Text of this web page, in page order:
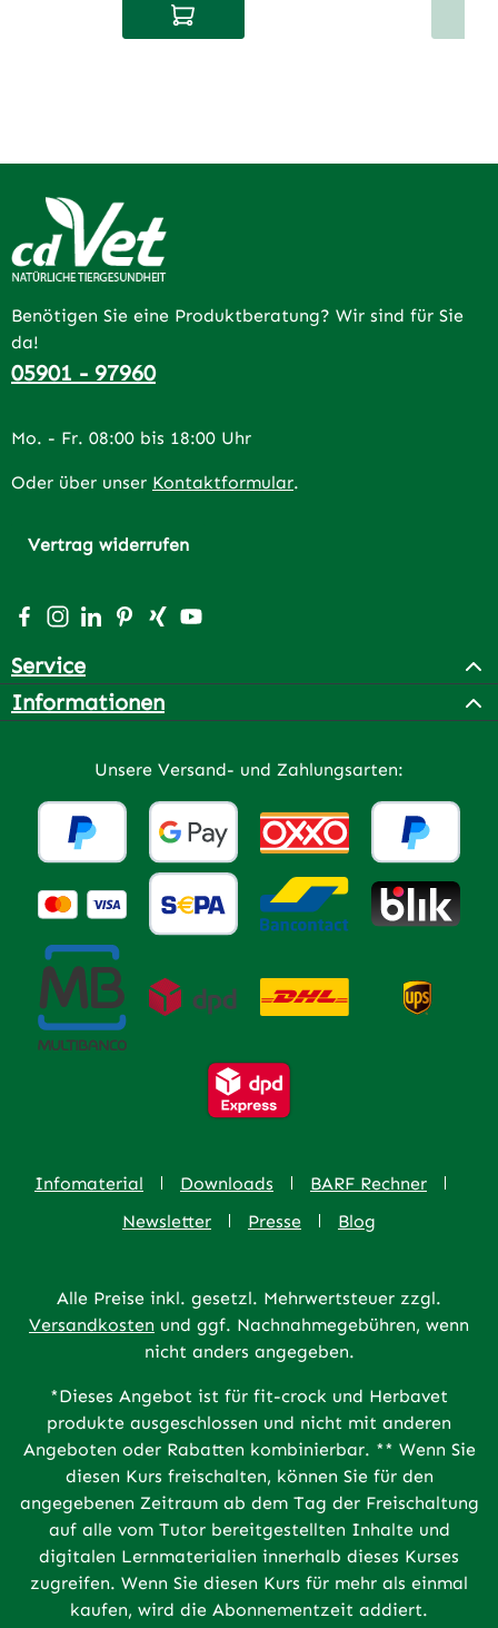
In den Warenkorb
Benötigen Sie eine Produktberatung? Wir sind für Sie
da!
05901 - 97960
Mo. - Fr. 08:00 bis 18:00 Uhr
Oder über unser Kontaktformular.
Vertrag widerrufen
Besuche uns auf Facebook – öffnet in neuem Tab
Schau auf Instagram vorbei – öffnet in neuem Tab
Vernetze dich mit uns auf LinkedIn – öffnet in
Lass dich auf Pinterest inspirieren – öffnet
Vernetze dich mit uns auf Xing – öffnet
Sieh dir unsere Videos auf YouTube
Service
Informationen
Unsere Versand- und Zahlungsarten:
Infomaterial Downloads
BARF Rechner
Newsletter
Presse Blog
Alle Preise inkl. gesetzl. Mehrwertsteuer zzgl.
Versandkosten und ggf. Nachnahmegebühren, wenn
nicht anders angegeben.
*Dieses Angebot ist für fit-crock und Herbavet
produkte ausgeschlossen und nicht mit anderen
Angeboten oder Rabatten kombinierbar. ** Wenn Sie
diesen Kurs freischalten, können Sie für den
angegebenen Zeitraum ab dem Tag der Freischaltung
auf alle vom Tutor bereitgestellten Inhalte und
digitalen Lernmaterialien innerhalb dieses Kurses
zugreifen. Wenn Sie diesen Kurs für mehr als einmal
kaufen, wird die Abonnementzeit addiert.